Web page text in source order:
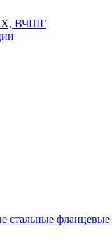
ВЧШГ
стальные фланцевые